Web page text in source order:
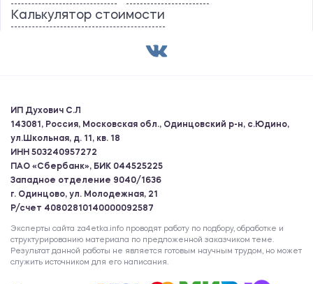
Калькулятор стоимости
ИП Духович С.Л
143081, Россия, Московская обл., Одинцовский р-н, с.Юдино,
ул.Школьная, д. 11, кв. 18
ИНН 503240957272
ПАО «Сбербанк», БИК 044525225
Западное отделение 9040/1636
г. Одинцово, ул. Молодежная, 21
Р/счет 40802810140000092587
Эксперты сайта za4etka.info проводят работу по подбору, обработке и
структурированию материала по предложенной заказчиком теме.
Результат данной работы не является готовым научным трудом, но может
служить источником для его написания.